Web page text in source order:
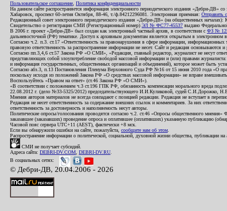
Пользовательское соглашение Политика конфиденциальности
На данном сайте распространяется информация электронного периодического издания «Дебри-
Хабаровск, проспект 60-летия Октября, 88-46, т./ф.84212296081. Электронная приемная: Отправить
Редакционный совет электронного периодического издания «Дебри-ДВ» (на
Свидетельство о регистрации СМИ (Регистрационный номер) ЭЛ № ФС77-45537 выдано
В 2006 г. проект «Дебри-ДВ» был создан как электронный частный архив, в соответствии с ФЗ № 125
дальневосточной (РФ) тематике. Доступ к архивным документам является открытым в электронном
Согласно ч.2. п.3. ст.17 «Ответственность за правонарушения в сфере информации,
правовую ответственность за распространение информации не несет. Сайт и редакция
Согласно пп.3,4,6 ст.57 Закона РФ «О СМИ», «Редакция, главный редактор, журналист не несут
представляющих собой злоупотребление свободой массовой информации и (или) правами
и информация государственных, общественных организаций и объединений), которое может быть
Согласно абз.3, п.13 Постановления Пленума Верховного Суда РФ №16 от 15 июня 2010 года «О
поскольку исходя из положений Закона РФ «О средствах массовой информации» не вправе
Воспользуйтесь «Правом на ответ» (ст.46 Закона РФ «О СМИ»).
«В соответствии с положением ч.3 ст.196 ГПК РФ, обязанность компенсации морального вреда
22.08.2012 г. (дело №33-5325/2012) председательствующего И.И.Куликовой, судей С.И.Дорожко,
Мнения авторов материалов не всегда совпадают с позицией редакции. Редакция не вступает в
Редакция не несет ответственность за содержание внешних ссылок и комментариев. За них
ответственность за достоверность и наполняемость несут авторы.
Политические опросы/голосования проводятся согласно ч.2. ст.46 «Опросы общественного
заказавшее (заказавших) проведение опроса и оплатившее (оплативших) указанную публикацию
Часовой пояс сервера UTC+11 (AEST), фактически +8 мск.
Если вы обнаружили ошибки на сайте, пожалуйста, сообщите нам об этом
Распространение информации о политической, социальной, духовной жизни общества,
СМИ не получает субсидий.
Адреса сайта: DEBRI-DV.COM DEBRI-DV.RU
В социальных сетях:
© Дебри-ДВ, 20.04.2006 - 2026